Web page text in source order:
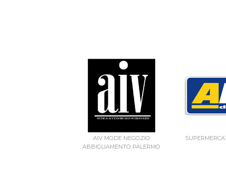
AIV MODE NEGOZIO
ABBIGLIAMENTO PALERMO